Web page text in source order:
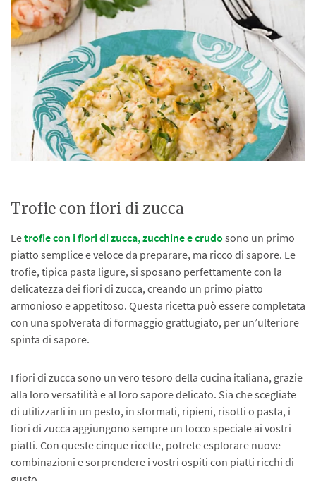
Trofie con fiori di zucca
Letrofie con i fiori di zucca, zucchine e crudo sono un primo
piatto semplice e veloce da preparare, ma ricco di sapore. Le
trofie, tipica pasta ligure, si sposano perfettamente con la
delicatezza dei fiori di zucca, creando un primo piatto
armonioso e appetitoso. Questa ricetta può essere completata
con una spolverata di formaggio grattugiato, per un’ulteriore
spinta di sapore.
I fiori di zucca sono un vero tesoro della cucina italiana, grazie
alla loro versatilità e al loro sapore delicato. Sia che scegliate
di utilizzarli in un pesto, in sformati, ripieni, risotti o pasta, i
fiori di zucca aggiungono sempre un tocco speciale ai vostri
piatti. Con queste cinque ricette, potrete esplorare nuove
combinazioni e sorprendere i vostri ospiti con piatti ricchi di